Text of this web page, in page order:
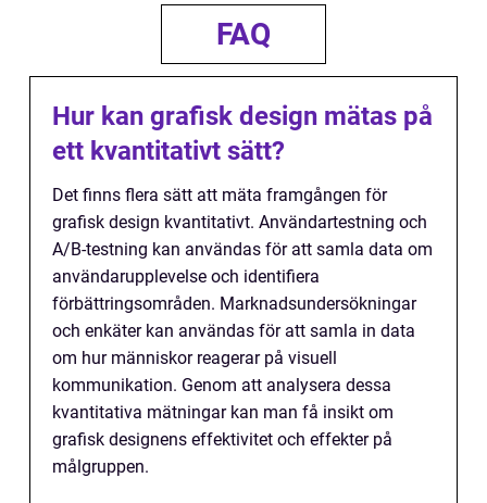
FAQ
Hur kan grafisk design mätas på
ett kvantitativt sätt?
Det finns flera sätt att mäta framgången för
grafisk design kvantitativt. Användartestning och
A/B-testning kan användas för att samla data om
användarupplevelse och identifiera
förbättringsområden. Marknadsundersökningar
och enkäter kan användas för att samla in data
om hur människor reagerar på visuell
kommunikation. Genom att analysera dessa
kvantitativa mätningar kan man få insikt om
grafisk designens effektivitet och effekter på
målgruppen.